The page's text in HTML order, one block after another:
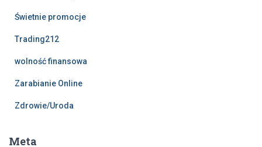
Świetnie promocje
Trading212
wolność finansowa
Zarabianie Online
Zdrowie/Uroda
Meta